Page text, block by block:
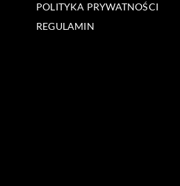
POLITYKA PRYWATNOŚCI
REGULAMIN